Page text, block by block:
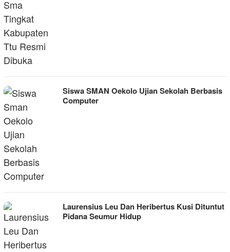
Siswa SMAN Oekolo Ujian Sekolah Berbasis
Computer
Laurensius Leu Dan Heribertus Kusi Dituntut
Pidana Seumur Hidup